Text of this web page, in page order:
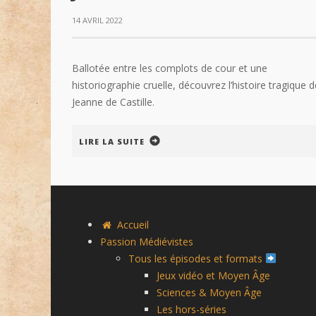
14 AVRIL 2022
Ballotée entre les complots de cour et une
historiographie cruelle, découvrez l’histoire tragique
Jeanne de Castille.
LIRE LA SUITE
Accueil
Passion Médiévistes
Tous les épisodes et formats
Jeux vidéo et Moyen Âge
Sciences & Moyen Âge
Les hors-séries